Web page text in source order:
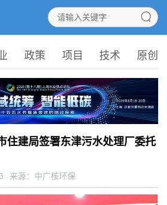
政策 项目 技术 原创
住建局签署东津污水处理厂委托
来源： 中广核环保